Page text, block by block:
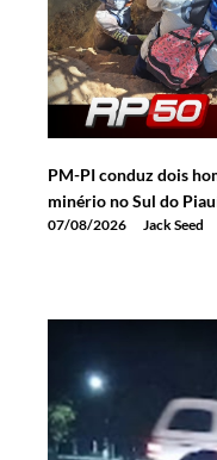
PM-PI conduz dois
minério no Sul do
07/08/2026 Jack Seed